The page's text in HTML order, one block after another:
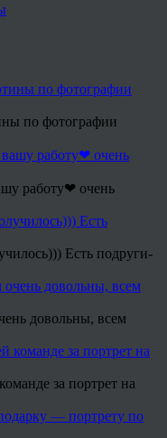
по фотографии
работу❤ очень
Есть подруги-
довольны, всем
за портрет на